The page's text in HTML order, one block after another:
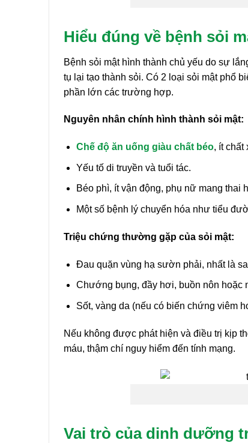
Hiểu đúng về bệnh sỏi
Bệnh sỏi mật hình thành chủ yếu do sự
tụ lại tạo thành sỏi. Có 2 loại sỏi mật phổ
phần lớn các trường hợp.
Nguyên nhân chính hình thành sỏi mật:
Chế độ ăn uống giàu chất béo, ít chất
Yếu tố di truyền và tuổi tác.
Béo phì, ít vận động, phụ nữ mang thai
Một số bệnh lý chuyển hóa như tiểu
Triệu chứng thường gặp của sỏi mật:
Đau quặn vùng hạ sườn phải, nhất là
Chướng bụng, đầy hơi, buồn nôn hoặc
Sốt, vàng da (nếu có biến chứng viêm
Nếu không được phát hiện và điều trị kịp
máu, thậm chí nguy hiểm đến tính mạng.
Vai trò của dinh dưỡng